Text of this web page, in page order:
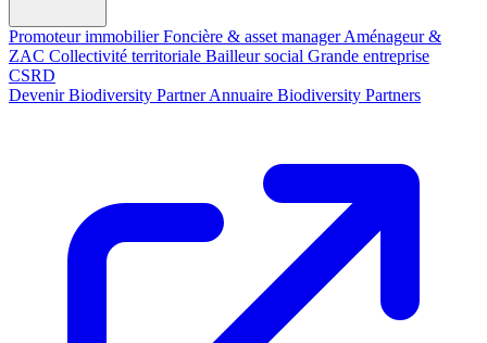
Promoteur immobilierFoncière & asset managerAménageur &
ZAC Collectivité territoriale Bailleur social Grande entreprise
CSRD
Devenir Biodiversity PartnerAnnuaire Biodiversity Partners